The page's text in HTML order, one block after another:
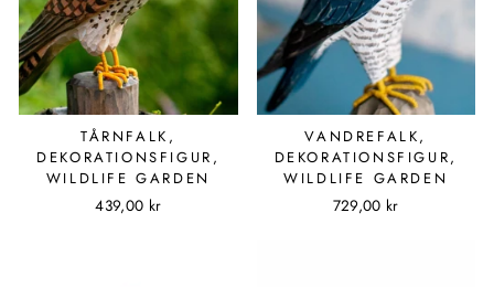
TÅRNFALK,
DEKORATIONSFIGUR,
WILDLIFE GARDEN
439,00 kr
VANDREFALK,
DEKORATIONSFIGUR,
WILDLIFE GARDEN
729,00 kr